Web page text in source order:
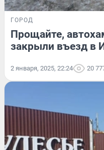
ГОРОД
Прощайте,
закрыли въезд в
2 января, 2025, 22:24 20